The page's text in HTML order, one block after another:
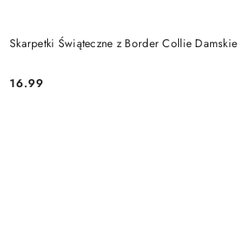
Skarpetki Świąteczne z Border Collie Damskie
Cena:
16.99